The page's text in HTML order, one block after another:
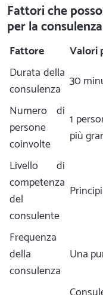
Fattori che
per la
Fattore
Valori
Durata della
consulenza 30
Numero di
persone
coinvolte
1
più
Livello di
competenza
del
consulente
Frequenza
della
consulenza
Una